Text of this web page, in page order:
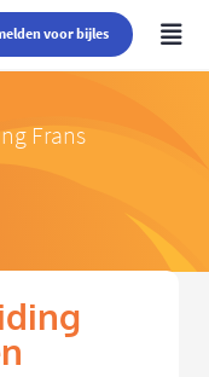
voor bijles
Frans